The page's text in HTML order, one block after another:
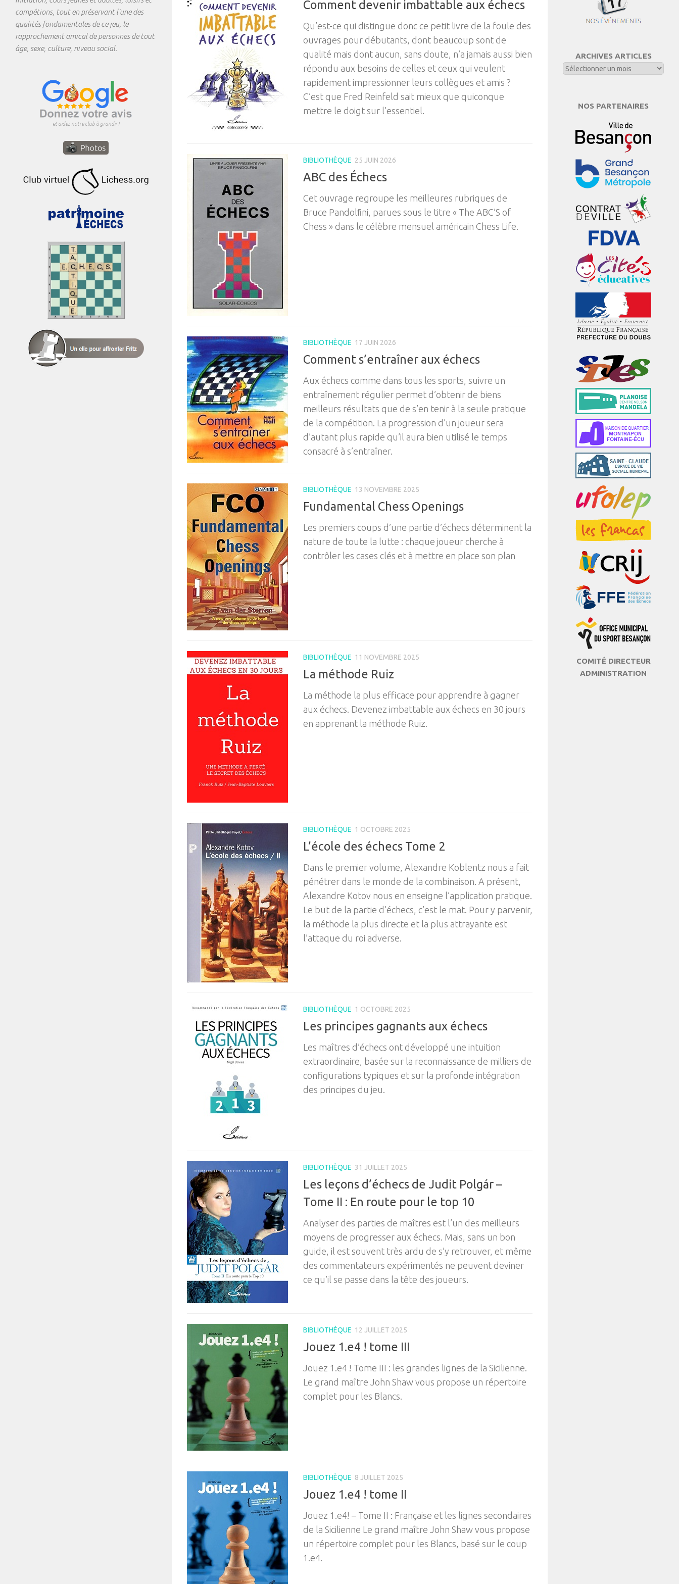
Comment devenir imbattable aux échecs
Qu’est-ce qui distingue donc ce petit livre de la foule des
ouvrages pour débutants, dont beaucoup sont de
qualité mais dont aucun, sans doute, n’a jamais aussi bien
répondu aux besoins de celles et ceux qui veulent
rapidement impressionner leurs collègues et amis ?
C’est que Fred Reinfeld sait mieux que quiconque
mettre le doigt sur l’essentiel.
BIBLIOTHÈQUE 25 JUIN 2026
ABC des Échecs
Cet ouvrage regroupe les meilleures rubriques de
Bruce Pandolﬁni, parues sous le titre « The ABC’S of
Chess » dans le célèbre mensuel américain Chess Life.
BIBLIOTHÈQUE 17 JUIN 2026
Comment s’entraîner aux échecs
Aux échecs comme dans tous les sports, suivre un
entraînement régulier permet d’obtenir de biens
meilleurs résultats que de s’en tenir à la seule pratique
de la compétition. La progression d’un joueur sera
d’autant plus rapide qu’il aura bien utilisé le temps
consacré à s’entraîner.
BIBLIOTHÈQUE 13 NOVEMBRE 2025
Fundamental Chess Openings
Les premiers coups d’une partie d’échecs déterminent la
nature de toute la lutte : chaque joueur cherche à
contrôler les cases clés et à mettre en place son plan
BIBLIOTHÈQUE 11 NOVEMBRE 2025
La méthode Ruiz
La méthode la plus efficace pour apprendre à gagner
aux échecs. Devenez imbattable aux échecs en 30 jours
en apprenant la méthode Ruiz.
BIBLIOTHÈQUE 1 OCTOBRE 2025
L’école des échecs Tome 2
Dans le premier volume, Alexandre Koblentz nous a fait
pénétrer dans le monde de la combinaison. A présent,
Alexandre Kotov nous en enseigne l’application pratique.
Le but de la partie d’échecs, c’est le mat. Pour y parvenir,
la méthode la plus directe et la plus attrayante est
l’attaque du roi adverse.
BIBLIOTHÈQUE 1 OCTOBRE 2025
Les principes gagnants aux échecs
Les maîtres d’échecs ont développé une intuition
extraordinaire, basée sur la reconnaissance de milliers de
configurations typiques et sur la profonde intégration
des principes du jeu.
BIBLIOTHÈQUE 31 JUILLET 2025
Les leçons d’échecs de Judit Polgár –
Tome II : En route pour le top 10
Analyser des parties de maîtres est l’un des meilleurs
moyens de progresser aux échecs. Mais, sans un bon
guide, il est souvent très ardu de s’y retrouver, et même
des commentateurs expérimentés ne peuvent deviner
ce qu’il se passe dans la tête des joueurs.
BIBLIOTHÈQUE 12 JUILLET 2025
Jouez 1.e4 ! tome III
Jouez 1.e4 ! Tome III : les grandes lignes de la Sicilienne.
Le grand maître John Shaw vous propose un répertoire
complet pour les Blancs.
BIBLIOTHÈQUE 8 JUILLET 2025
Jouez 1.e4 ! tome II
Jouez 1.e4! – Tome II : Française et les lignes secondaires
de la Sicilienne Le grand maître John Shaw vous propose
un répertoire complet pour les Blancs, basé sur le coup
1.e4.
compétions, tout en préservant l'une des
qualités fondamentales de ce jeu, le
rapprochement amical de personnes de tout
âge, sexe, culture, niveau social.
et aidez notre club à grandir !
ARCHIVES ARTICLES
NOS PARTENAIRES
COMITÉ DIRECTEUR
ADMINISTRATION